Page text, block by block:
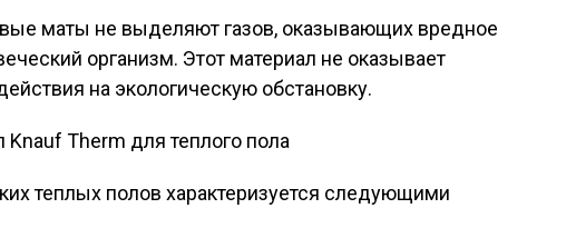
маты не выделяют газов, оказывающих вредное
организм. Этот материал не оказывает
на экологическую обстановку.
теплых полов характеризуется следующими